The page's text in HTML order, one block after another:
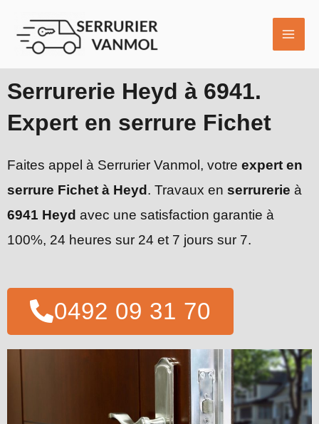
contenu
Serrurerie Heyd à 6941.
Expert en serrure Fichet
Faites appel à Serrurier Vanmol, votre expert en
serrure Fichet à Heyd . Travaux en serrurerie à
6941 Heyd avec une satisfaction garantie à
100%, 24 heures sur 24 et 7 jours sur 7.
0492 09 31 70